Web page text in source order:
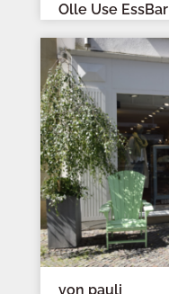
Olle Use EssBar
von pauli